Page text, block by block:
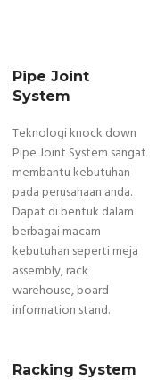
Pipe Joint
System
Teknologi knock down
Pipe Joint System sangat
membantu kebutuhan
pada perusahaan anda.
Dapat di bentuk dalam
berbagai macam
kebutuhan seperti meja
assembly, rack
warehouse, board
information stand.
Racking System